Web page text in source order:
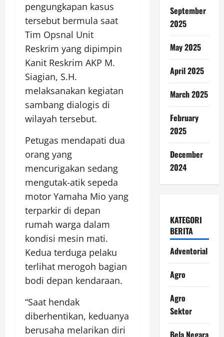
pengungkapan kasus
tersebut bermula saat
Tim Opsnal Unit
Reskrim yang dipimpin
Kanit Reskrim AKP M.
Siagian, S.H.
melaksanakan kegiatan
sambang dialogis di
wilayah tersebut.
Petugas mendapati dua
orang yang
mencurigakan sedang
mengutak-atik sepeda
motor Yamaha Mio yang
terparkir di depan
rumah warga dalam
kondisi mesin mati.
Kedua terduga pelaku
terlihat merogoh bagian
bodi depan kendaraan.
“Saat hendak
diberhentikan, keduanya
berusaha melarikan diri
September
2025
May 2025
April 2025
March 2025
February
2025
December
2024
KATEGORI
BERITA
Adventorial
Agro
Agro
Sektor
Bela Negara